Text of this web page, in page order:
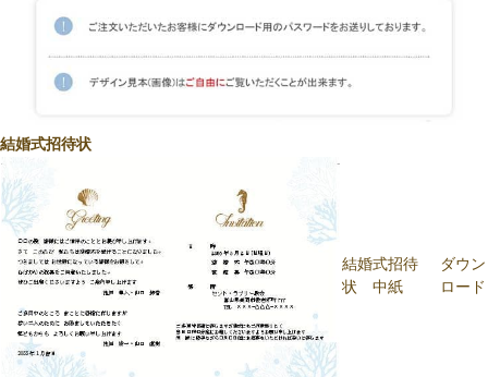
結婚式招待状
結婚式招待
状 中紙
ダウン
ロード